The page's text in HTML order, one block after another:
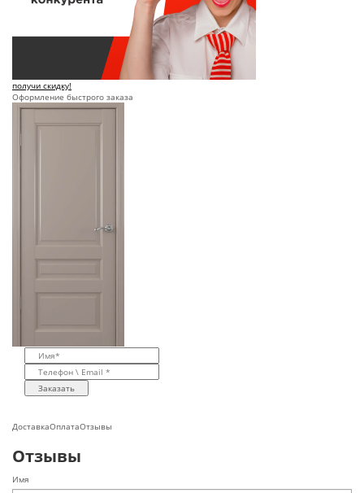
получи скидку!
Оформление быстрого заказа
Заказать
ДоставкаОплатаОтзывы
Отзывы
Имя